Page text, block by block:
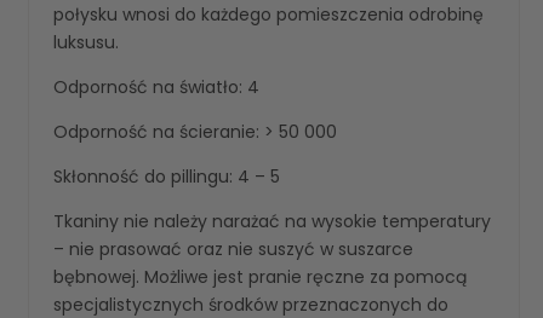
połysku wnosi do każdego pomieszczenia odrobinę
luksusu.
Odporność na światło: 4
Odporność na ścieranie: > 50 000
Skłonność do pillingu: 4 – 5
Tkaniny nie należy narażać na wysokie temperatury
– nie prasować oraz nie suszyć w suszarce
bębnowej. Możliwe jest pranie ręczne za pomocą
specjalistycznych środków przeznaczonych do